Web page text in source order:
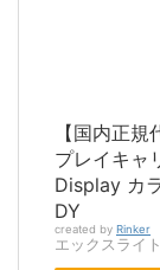
【国内正
プレイキャ
Display カ
DY
created by Rinker
エックスライト